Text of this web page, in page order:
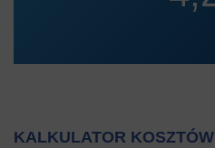
KALKULATOR KOSZTÓW